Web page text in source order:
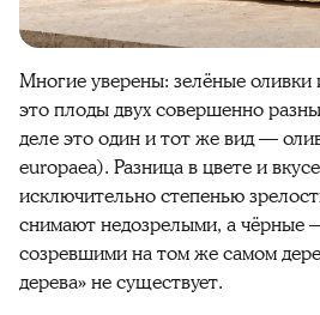
Многие уверены: зелёные
это плоды двух совершенно
деле это один и тот же вид —
europaea). Разница в цвете и
исключительно степенью
снимают недозрелыми, а чёрные
созревшими на том же самом
дерева» не существует.